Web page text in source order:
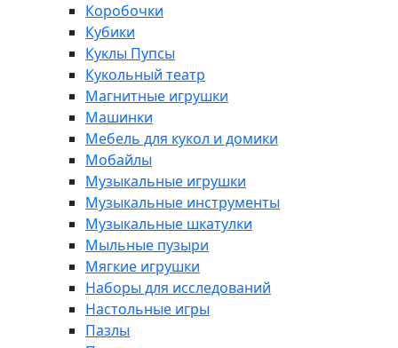
Коробочки
Кубики
Куклы Пупсы
Кукольный театр
Магнитные игрушки
Машинки
Мебель для кукол и домики
Мобайлы
Музыкальные игрушки
Музыкальные инструменты
Музыкальные шкатулки
Мыльные пузыри
Мягкие игрушки
Наборы для исследований
Настольные игры
Пазлы